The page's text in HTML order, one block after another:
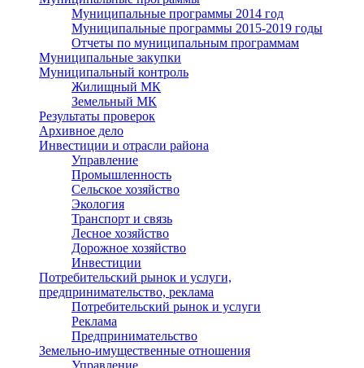
Муниципальные программы 2014 год
Муниципальные программы 2015-2019 годы
Отчеты по муниципальным программам
Муниципальные закупки
Муниципальный контроль
Жилищный МК
Земельный МК
Результаты проверок
Архивное дело
Инвестиции и отрасли района
Управление
Промышленность
Сельское хозяйство
Экология
Транспорт и связь
Лесное хозяйство
Дорожное хозяйство
Инвестиции
Потребительский рынок и услуги,
предпринимательство, реклама
Потребительский рынок и услуги
Реклама
Предпринимательство
Земельно-имущественные отношения
Управление